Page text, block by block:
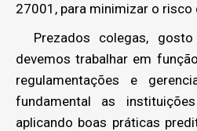
27001, para minimizar o risco
Prezados colegas,
devemos trabalhar em
regulamentações e
fundamental as
aplicando boas práticas